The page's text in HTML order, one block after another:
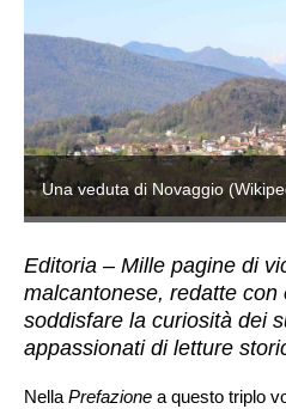
Una veduta di Novaggio
Editoria – Mille pagine di
malcantonese, redatte con
soddisfare la curiosità dei
appassionati di letture
Nella Prefazione a questo triplo